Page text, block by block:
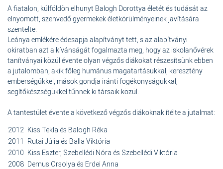
A fiatalon, külföldön elhunyt Balogh Dorottya életét és tudását az
elnyomott, szenvedő gyermekek életkörülményeinek javítására
szentelte.
Leánya emlékére édesapja alapítványt tett, s az alapítványi
okiratban azt a kívánságát fogalmazta meg, hogy az iskolanővérek
tanítványai közül évente olyan végzős diákokat részesítsünk ebben
a jutalomban, akik főleg humánus magatartásukkal, keresztény
emberségükkel, mások gondja iránti fogékonyságukkal,
segítőkészségükkel tűnnek ki társaik közül.
A tantestület évente a következő végzős diákoknak ítélte a jutalmat:
2012 Kiss Tekla és Balogh Réka
2011
Rutai Júlia és Balla Viktória
2010 Kiss Eszter, Szebellédi Nóra és Szebellédi Viktória
2008 Demus Orsolya és Erdei Anna